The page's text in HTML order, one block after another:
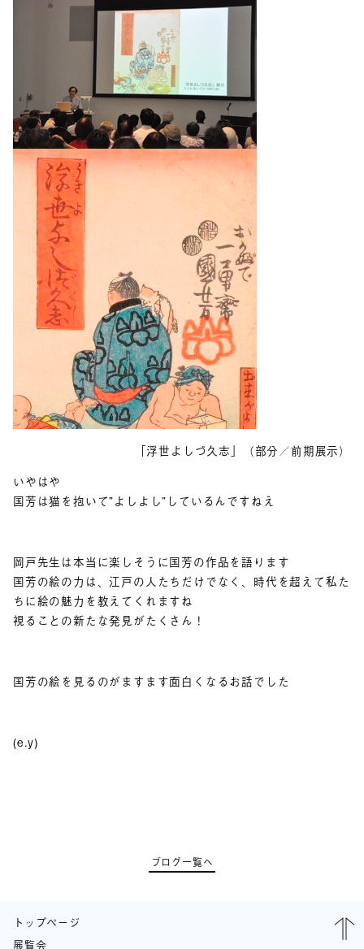
「浮世よしづ久志」（部分／前期展示）
いやはや
国芳は猫を抱いて”よしよし”しているんですねえ
岡戸先生は本当に楽しそうに国芳の作品を語ります
国芳の絵の力は、江戸の人たちだけでなく、時代を超えて私た
ちに絵の魅力を教えてくれますね
視ることの新たな発見がたくさん！
国芳の絵を見るのがますます面白くなるお話でした
(e.y)
ブログ一覧へ
トップページ
展覧会